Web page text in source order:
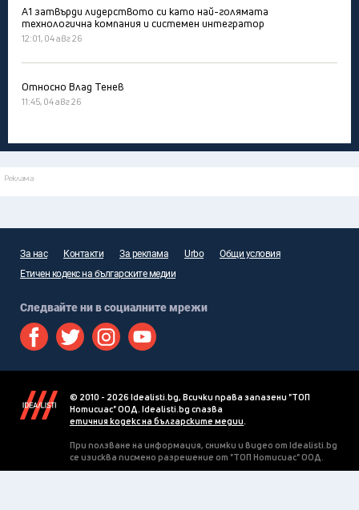
А1 затвърди лидерството си като най-голямата
технологична компания и системен интегратор
12:01, 04 авг 26
Относно Влад Тенев
11:45, 04 авг 26
Реклама
За нас Контакти За реклама Urbo
Общи условия
Етичен кодекс на българските медии
Следвайте ни в социалните мрежи
© 2010 - 2026 Idealisti.bg, Всички права запазени "ТОП
Нотисиас" ООД. Idealisti.bg спазва
етичния кодекс на българските медии.
При ползване на информация, снимки и видео от Idealisti.bg
се изисква писмено разрешение от "ТОП Нотисиас" ООД.